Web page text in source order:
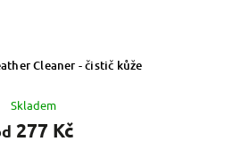
Cleaner - čistič kůže
Skladem
277 Kč